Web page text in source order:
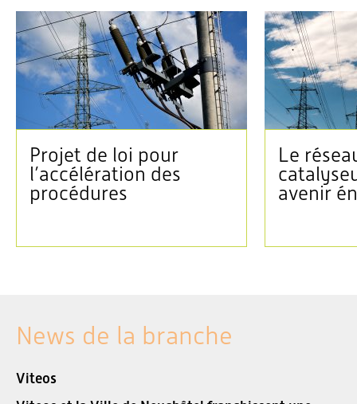
Projet de loi pour
l’accélération des
procédures
Le
avenir
News de la branche
Viteos